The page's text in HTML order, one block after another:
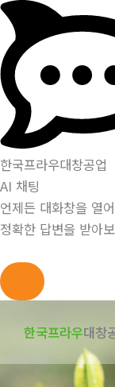
한국프라우대창공업
AI 채팅
언제든 대화창을 열
정확한 답변을 받아
한국프라우대창